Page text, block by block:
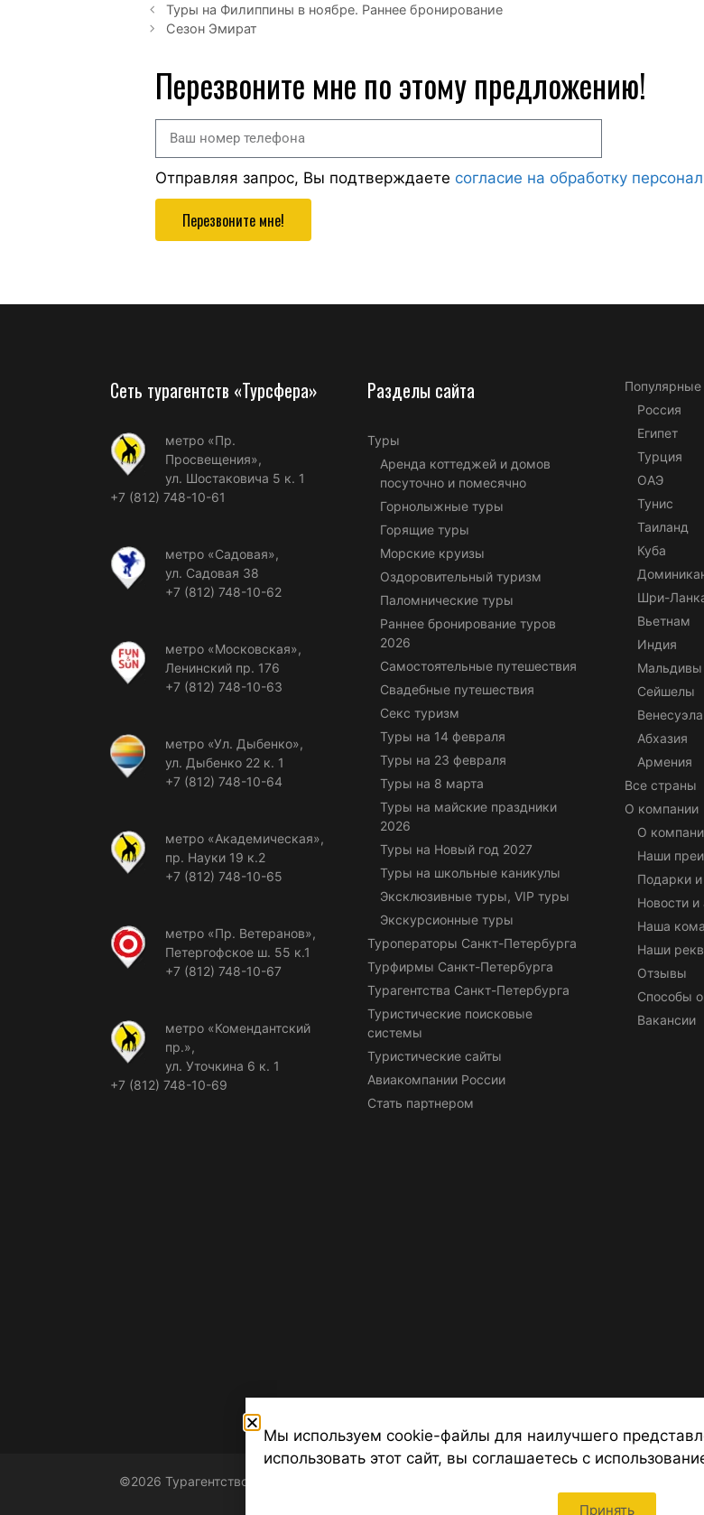
Туры на Филиппины в ноябре. Раннее бронирование
Сезон Эмират
Перезвоните мне по этому предложению!
Отправляя запрос, Вы подтверждаете согласие на обработку
Перезвоните мне!
Сеть турагентств «Турсфера»
метро «Пр.
Просвещения»,
ул. Шостаковича 5 к. 1
+7 (812) 748-10-61
метро «Садовая»,
ул. Садовая 38
+7 (812) 748-10-62
метро «Московская»,
Ленинский пр. 176
+7 (812) 748-10-63
метро «Ул. Дыбенко»,
ул. Дыбенко 22 к. 1
+7 (812) 748-10-64
метро «Академическая»,
пр. Науки 19 к.2
+7 (812) 748-10-65
метро «Пр. Ветеранов»,
Петергофское ш. 55 к.1
+7 (812) 748-10-67
метро «Комендантский
пр.»,
ул. Уточкина 6 к. 1
+7 (812) 748-10-69
Разделы сайта
Туры
Аренда коттеджей и домов
посуточно и помесячно
Горнолыжные туры
Горящие туры
Морские круизы
Оздоровительный туризм
Паломнические туры
Раннее бронирование туров
2026
Самостоятельные путешествия
Свадебные путешествия
Секс туризм
Туры на 14 февраля
Туры на 23 февраля
Туры на 8 марта
Туры на майские праздники
2026
Туры на Новый год 2027
Туры на школьные каникулы
Эксклюзивные туры, VIP туры
Экскурсионные туры
Туроператоры Санкт-Петербурга
Турфирмы Санкт-Петербурга
Турагентства Санкт-Петербурга
Туристические поисковые
системы
Туристические сайты
Авиакомпании России
Стать партнером
Россия
Египет
Турция
ОАЭ
Тунис
Таиланд
Куба
Шри-
Вьетнам
Индия
Мальдивы
Сейшелы
Венесуэла
Абхазия
Армения
Все страны
О компании
О
Наши
Подарки
Новости и
Наша
Наши
Отзывы
Способы
Вакансии
©2026 Турагентство Турсфера - Поиск туров от надежных туроператоров, официальный
Мы используем cookie-файлы для наилучшего
использовать этот сайт, вы соглашаетесь с
Принять